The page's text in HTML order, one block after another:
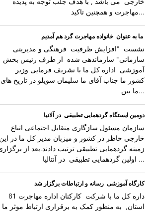
خارجی می باشد , با هدف جلب توجه به پدیده
مهاجرت و همچنین تاکید...
ما به عنوان خانواده مهاجرت گرد هم آمدیم
سازمانی" سازماندهی شده از طرف رئیس بخش
آموزشی اداره کل ما با تشریف فرمایی وزیر
کشور ما جناب آقای ما سلیمان سویلو در تاریخ های
ما بین...
دومین ایستگاه گردهمایی تطبیقی در آلانیا
سازمان مسئول سازگاری متقابل اجتماعی اتباع
خارجی حاظر در کشور و میزبان مدیر کل ما در
زمینه گردهمایی تطبیقی ترتیب دادند.بعد از
اولین گردهمایی تطبیقی در آنتالیا ...
کارگاه آموزشی رسانه و ارتباطات برگزار شد
داره کل ما با شرکت کارکنان اداره مهاجرت 81
استان, به منظور کمک به برقراری ارتباط موثر ما